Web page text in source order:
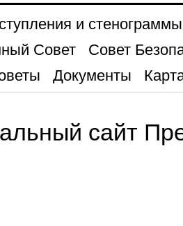
и стенограммы
Совет
Совет
Документы
сайт